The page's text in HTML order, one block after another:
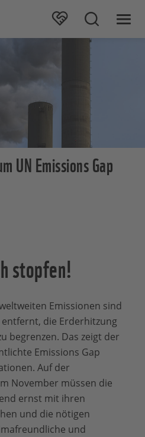
UN Emissions Gap
stopfen!
Emissionen sind
die Erderhitzung
begrenzen. Das zeigt der
Emissions Gap
Auf der
November müssen die
ernst mit ihren
und die nötigen
und